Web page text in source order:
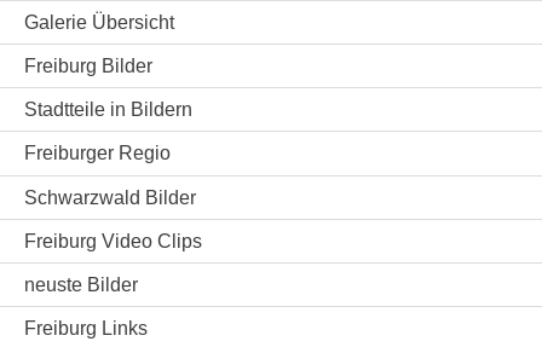
Galerie Übersicht
Freiburg Bilder
Stadtteile in Bildern
Freiburger Regio
Schwarzwald Bilder
Freiburg Video Clips
neuste Bilder
Freiburg Links